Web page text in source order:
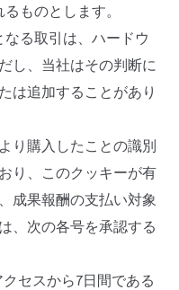
ものとします。
る取引は、ハードウ
し、当社はその判断に
は追加することがあり
り購入したことの識別
り、このクッキーが有
成果報酬の支払い対象
、次の各号を承認する
セスから7日間である